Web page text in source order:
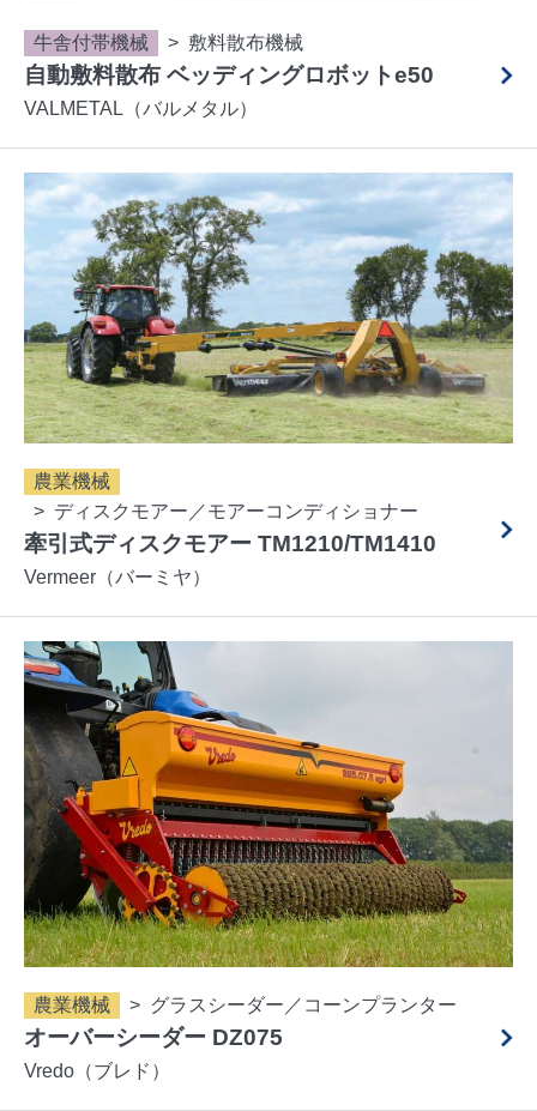
牛舎付帯機械 敷料散布機械
自動敷料散布 ベッディングロボットe50
VALMETAL（バルメタル）
農業機械
ディスクモアー／モアーコンディショナー
牽引式ディスクモアー TM1210/TM1410
Vermeer（バーミヤ）
農業機械 グラスシーダー／コーンプランター
オーバーシーダー DZ075
Vredo（ブレド）